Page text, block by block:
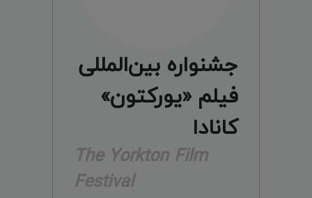
جشنواره بین‌المللی
فیلم «یورکتون»
کانادا
The Yorkton Film
Festival